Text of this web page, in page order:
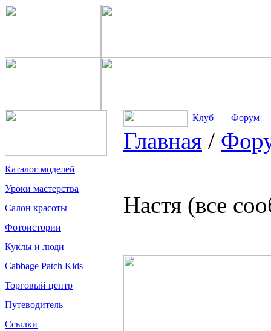
Каталог моделей
Уроки мастерства
Салон красоты
Фотоистории
Куклы и люди
Cabbage Patch Kids
Торговый центр
Путеводитель
Ссылки
Клуб Форум
Главная /
Настя (все